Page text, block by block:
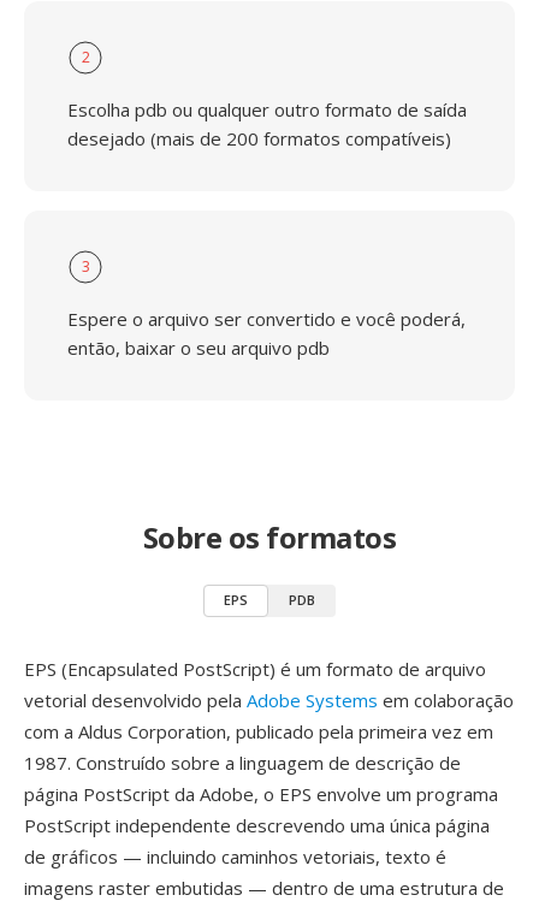
2
Escolha pdb ou qualquer outro formato de saída
desejado (mais de 200 formatos compatíveis)
3
Espere o arquivo ser convertido e você poderá,
então, baixar o seu arquivo pdb
Sobre os formatos
EPS PDB
EPS (Encapsulated PostScript) é um formato de arquivo
vetorial desenvolvido pela Adobe Systems em colaboração
com a Aldus Corporation, publicado pela primeira vez em
1987. Construído sobre a linguagem de descrição de
página PostScript da Adobe, o EPS envolve um programa
PostScript independente descrevendo uma única página
de gráficos — incluindo caminhos vetoriais, texto é
imagens raster embutidas — dentro de uma estrutura de